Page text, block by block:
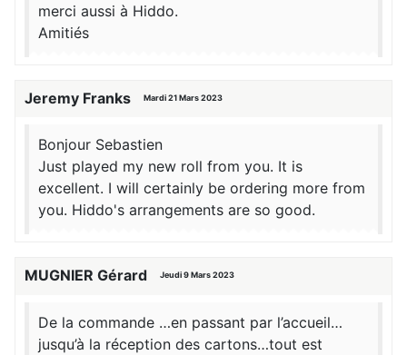
merci aussi à Hiddo.
Amitiés
Jeremy Franks Mardi 21 Mars 2023
Bonjour Sebastien
Just played my new roll from you. It is
excellent. I will certainly be ordering more from
you. Hiddo's arrangements are so good.
MUGNIER Gérard Jeudi 9 Mars 2023
De la commande …en passant par l’accueil…
jusqu’à la réception des cartons…tout est